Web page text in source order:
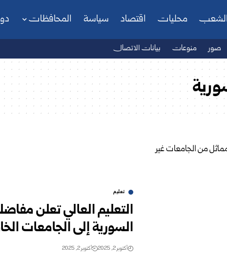
محليات اقتصاد سياسة المحافظات
صور منوعات بيانات الاتصال
تعليم
التعليم العالي تعلن
السورية إلى الجامعات
أكتوبر 2, 2025 أكتوبر 2, 2025